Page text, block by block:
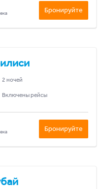
Бронируйте
2 ночей
Включены рейсы
Бронируйте